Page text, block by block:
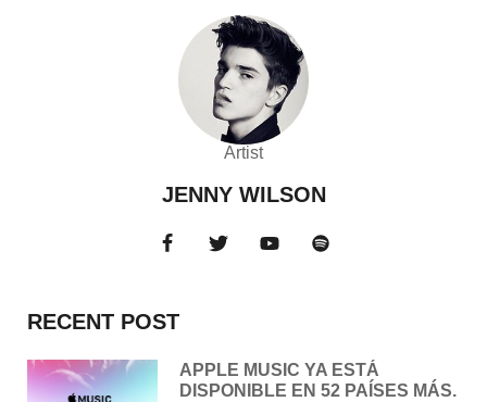
Artist
JENNY WILSON
RECENT POST
APPLE MUSIC YA ESTÁ
DISPONIBLE EN 52 PAÍSES MÁS.